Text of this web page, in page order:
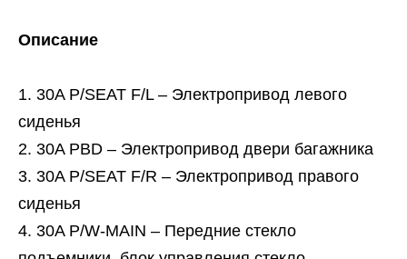
Описание
30A P/SEAT F/L – Электропривод левого
сиденья
30A PBD – Электропривод двери багажника
30A P/SEAT F/R – Электропривод правого
сиденья
30A P/W-MAIN – Передние стекло